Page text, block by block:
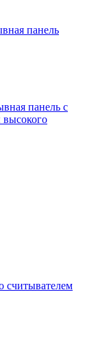
панель
панель с
считывателем